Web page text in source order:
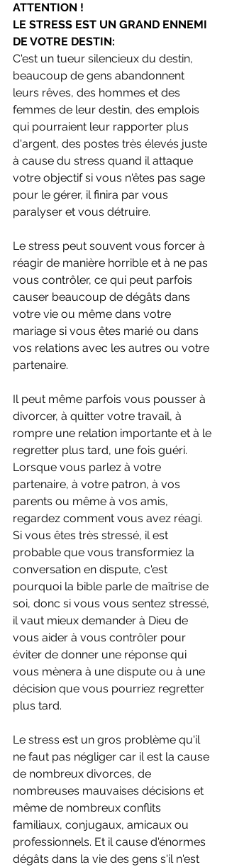
ATTENTION !
LE STRESS EST UN GRAND ENNEMI
DE VOTRE DESTIN:
C'est un tueur silencieux du destin,
beaucoup de gens abandonnent
leurs rêves, des hommes et des
femmes de leur destin, des emplois
qui pourraient leur rapporter plus
d'argent, des postes très élevés juste
à cause du stress quand il attaque
votre objectif si vous n'êtes pas sage
pour le gérer, il finira par vous
paralyser et vous détruire.
Le stress peut souvent vous forcer à
réagir de manière horrible et à ne pas
vous contrôler, ce qui peut parfois
causer beaucoup de dégâts dans
votre vie ou même dans votre
mariage si vous êtes marié ou dans
vos relations avec les autres ou votre
partenaire.
Il peut même parfois vous pousser à
divorcer, à quitter votre travail, à
rompre une relation importante et à le
regretter plus tard, une fois guéri.
Lorsque vous parlez à votre
partenaire, à votre patron, à vos
parents ou même à vos amis,
regardez comment vous avez réagi.
Si vous êtes très stressé, il est
probable que vous transformiez la
conversation en dispute, c'est
pourquoi la bible parle de maîtrise de
soi, donc si vous vous sentez stressé,
il vaut mieux demander à Dieu de
vous aider à vous contrôler pour
éviter de donner une réponse qui
vous mènera à une dispute ou à une
décision que vous pourriez regretter
plus tard.
Le stress est un gros problème qu'il
ne faut pas négliger car il est la cause
de nombreux divorces, de
nombreuses mauvaises décisions et
même de nombreux conflits
familiaux, conjugaux, amicaux ou
professionnels. Et il cause d'énormes
dégâts dans la vie des gens s'il n'est